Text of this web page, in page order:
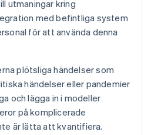
utmaningar kring
med befintliga system
för att använda denna
plötsliga händelser som
händelser eller pandemier
och lägga in i modeller
på komplicerade
är lätta att kvantifiera.